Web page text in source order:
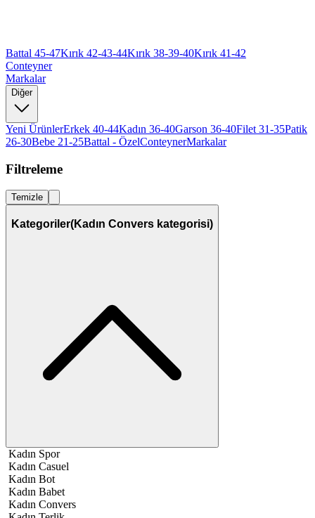
Battal 45-47Kırık 42-43-44Kırık 38-39-40Kırık 41-42
Conteyner
Markalar
Diğer
Yeni ÜrünlerErkek 40-44Kadın 36-40Garson 36-40Filet 31-35Patik
26-30Bebe 21-25Battal - ÖzelConteynerMarkalar
Filtreleme
Temizle
Kategoriler(Kadın Convers kategorisi)
Kadın Spor
Kadın Casuel
Kadın Bot
Kadın Babet
Kadın Convers